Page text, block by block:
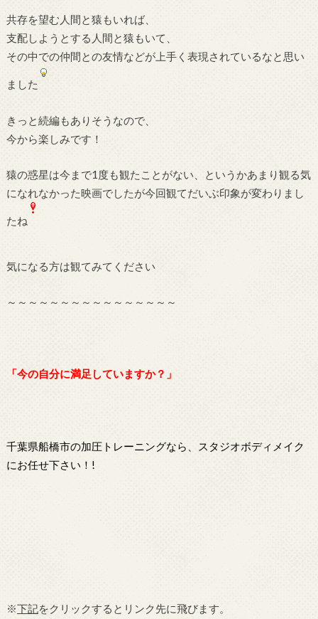
共存を望む人間と猿もいれば、
支配しようとする人間と猿もいて、
その中での仲間との友情などが上手く表現されているなと思い
ました
きっと続編もありそうなので、
今から楽しみです！
猿の惑星は今まで1度も観たことがない、というかあまり観る気
になれなかった映画でしたが今回観てだいぶ印象が変わりまし
たね
気になる方は観てみてください
～～～～～～～～～～～～～～～～
「今の自分に満足していますか？」
千葉県船橋市の加圧トレーニングなら、スタジオボディメイク
にお任せ下さい！!
※下記をクリックするとリンク先に飛びます。